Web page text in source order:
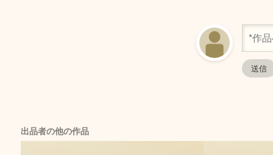
出品者の他の作品